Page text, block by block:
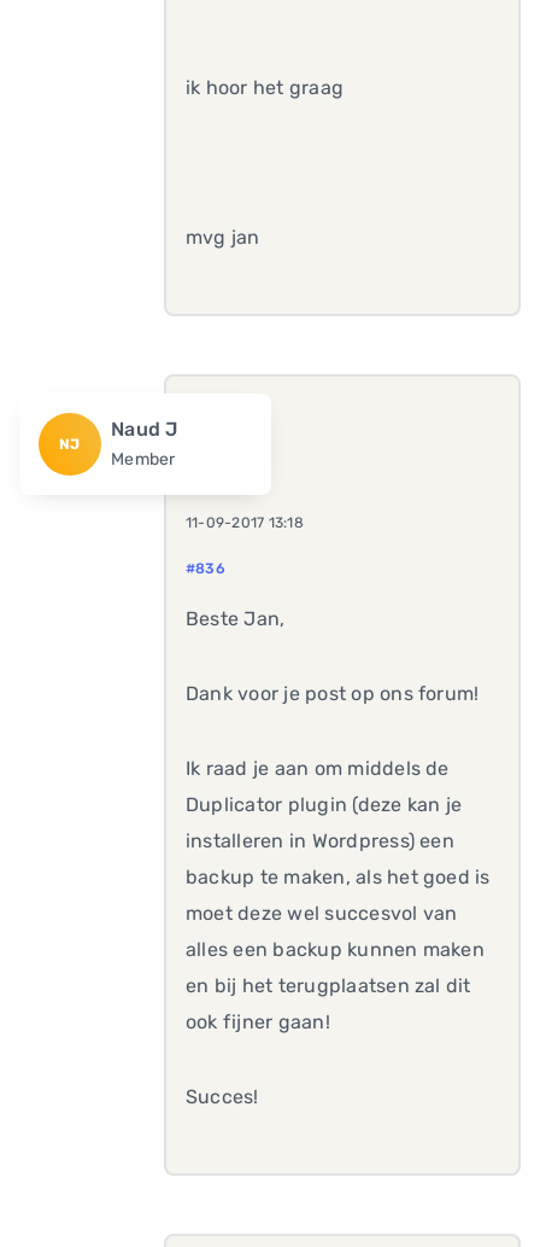
ik hoor het graag
mvg jan
NJ
Naud J
Member
11-09-2017 13:18
#836
Beste Jan,
Dank voor je post op ons forum!
Ik raad je aan om middels de
Duplicator plugin (deze kan je
installeren in Wordpress) een
backup te maken, als het goed is
moet deze wel succesvol van
alles een backup kunnen maken
en bij het terugplaatsen zal dit
ook fijner gaan!
Succes!